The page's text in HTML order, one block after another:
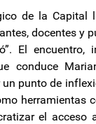
de la
docentes y
El
conduce
un punto de
herramientas
el acceso